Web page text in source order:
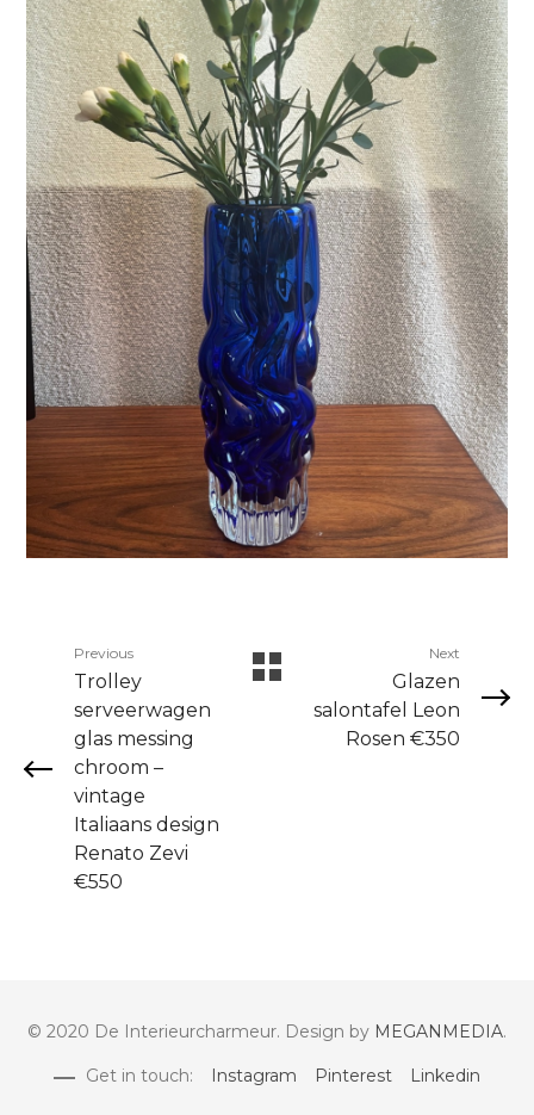
Previous
Trolley
serveerwagen
glas messing
chroom –
vintage
Italiaans design
Renato Zevi
€550
Next
Glazen
salontafel Leon
Rosen €350
© 2020 De Interieurcharmeur. Design by MEGANMEDIA.
Get in touch: Instagram Pinterest Linkedin